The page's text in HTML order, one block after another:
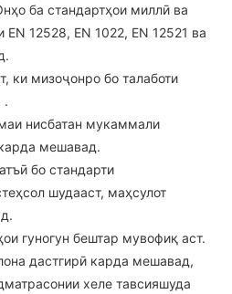
ба стандартҳои миллӣ ва
12528, EN 1022, EN 12521 ва
ки мизоҷонро бо талаботи
.
нисбатан мукаммали
мешавад.
бо стандарти
шудааст, маҳсулот
гуногун бештар мувофиқ аст.
дастгирӣ карда мешавад,
хеле тавсияшуда